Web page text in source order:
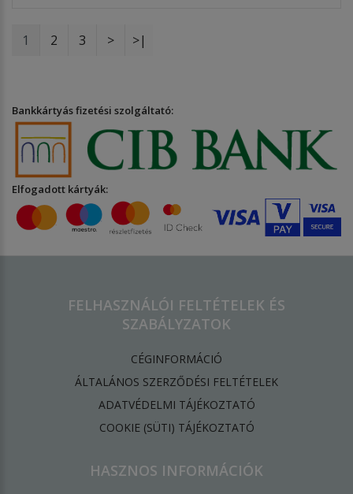
1 2 3 > >|
Bankkártyás fizetési szolgáltató:
Elfogadott kártyák:
FELHASZNÁLÓI FELTÉTELEK ÉS
SZABÁLYZATOK
CÉGINFORMÁCIÓ
ÁLTALÁNOS SZERZŐDÉSI FELTÉTELEK
ADATVÉDELMI TÁJÉKOZTATÓ
​COOKIE (SÜTI) TÁJÉKOZTATÓ
HASZNOS INFORMÁCIÓK